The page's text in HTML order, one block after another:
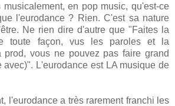
en pop music, qu'est-ce
l'eurodance ? Rien. C'est sa nature
Ne rien dire d'autre que "Faites la
toute façon, vus les paroles et la
prod, vous ne pouvez pas faire grand
avec)". L'eurodance est LA musique de
l'eurodance a très rarement franchi les